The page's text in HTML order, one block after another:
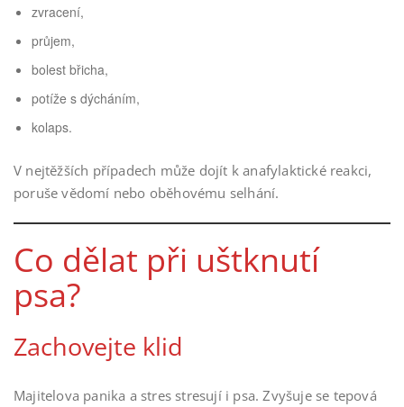
zvracení,
průjem,
bolest břicha,
potíže s dýcháním,
kolaps.
V nejtěžších případech může dojít k anafylaktické reakci,
poruše vědomí nebo oběhovému selhání.
Co dělat při uštknutí
psa?
Zachovejte klid
Majitelova panika a stres stresují i psa. Zvyšuje se tepová